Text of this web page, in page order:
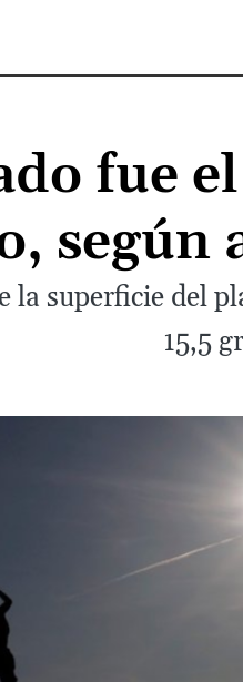
fue
según
la superficie del
15,5